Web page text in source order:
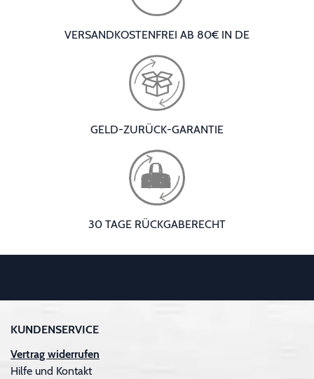
VERSANDKOSTENFREI AB 80€ IN DE
GELD-ZURÜCK-GARANTIE
30 TAGE RÜCKGABERECHT
KUNDENSERVICE
Vertrag widerrufen
Hilfe und Kontakt